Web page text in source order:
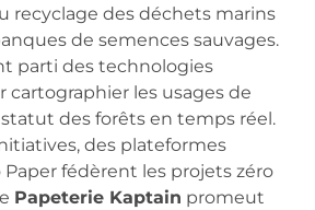
recyclage des déchets marins
de semences sauvages.
parti des technologies
cartographier les usages de
statut des forêts en temps réel.
des plateformes
fédèrent les projets zéro
Papeterie Kaptain promeut